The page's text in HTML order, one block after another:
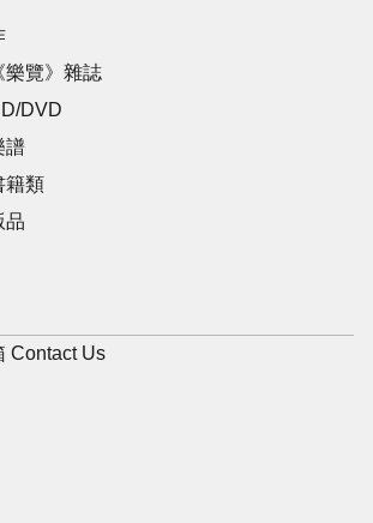
樂覽》雜誌
DVD
譜
籍類
品
Contact Us